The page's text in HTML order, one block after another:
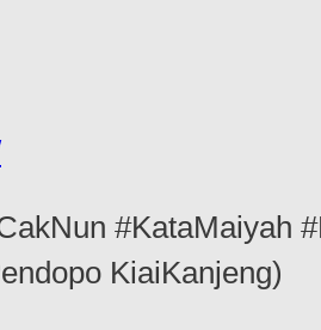
#KataMaiyah
KiaiKanjeng)